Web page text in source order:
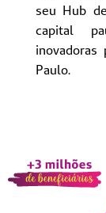
seu Hub
capital
Paulo.